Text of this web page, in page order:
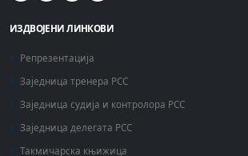
ИЗДВОЈЕНИ ЛИНКОВИ
Репрезентација
Заједница тренера РСС
Заједница судија и контролора РСС
Заједница делегата РСС
Такмичарска књижица